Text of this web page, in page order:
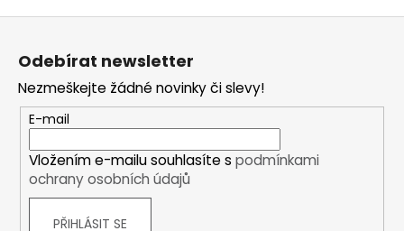
Z
Odebírat newsletter
Nezmeškejte žádné novinky či slevy!
E-mail
Vložením e-mailu souhlasíte s podmínkami
ochrany osobních údajů
PŘIHLÁSIT SE